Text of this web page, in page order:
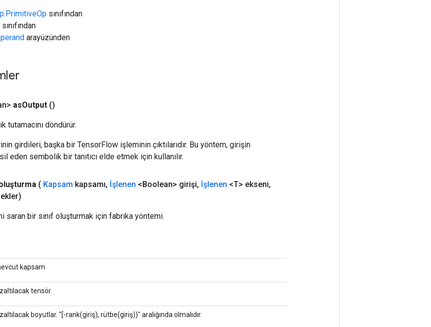
sınıfından
arayüzünden
asOutput ()
tutamacını döndürür.
girdileri, başka bir TensorFlow işleminin çıktılarıdır. Bu yöntem, girişin
eden sembolik bir tanıtıcı elde etmek için kullanılır.
( Kapsam kapsamı, İşlenen <Boolean> girişi, İşlenen <T> ekseni,
saran bir sınıf oluşturmak için fabrika yöntemi.
kapsam
tensör.
boyutlar. "[-rank(giriş), rütbe(giriş))" aralığında olmalıdır.